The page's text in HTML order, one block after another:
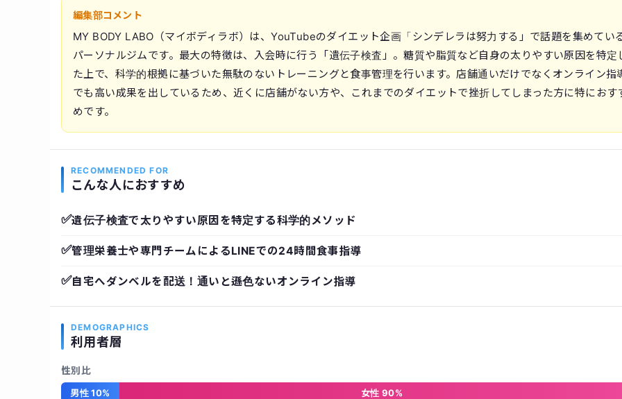
編集部コメント
MY BODY LABO（マイボディラボ）は、YouTubeのダイエット企画「シンデレラは努力する」で話題を集めてい
パーソナルジムです。最大の特徴は、入会時に行う「遺伝子検査」。糖質や脂質など自身の太りやすい原因を特定
た上で、科学的根拠に基づいた無駄のないトレーニングと食事管理を行います。店舗通いだけでなくオンライン指
でも高い成果を出しているため、近くに店舗がない方や、これまでのダイエットで挫折してしまった方に特におす
めです。
RECOMMENDED FOR
こんな人におすすめ
✅遺伝子検査で太りやすい原因を特定する科学的メソッド
✅管理栄養士や専門チームによるLINEでの24時間食事指導
✅自宅へダンベルを配送！通いと遜色ないオンライン指導
DEMOGRAPHICS
利用者層
性別比
男性 10% 女性 90%